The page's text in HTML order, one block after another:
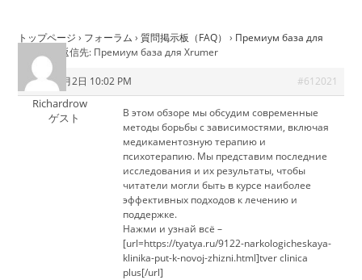
トップページ › フォーラム › 質問掲示板（FAQ） › Премиум база для
返信先: Премиум база для Xrumer
2026年6月2日 10:02 PM #612021
Richardrow
ゲスト
В этом обзоре мы обсудим современные
методы борьбы с зависимостями, включая
медикаментозную терапию и
психотерапию. Мы представим последние
исследования и их результаты, чтобы
читатели могли быть в курсе наиболее
эффективных подходов к лечению и
поддержке.
Нажми и узнай всё –
[url=https://tyatya.ru/9122-narkologicheskaya-
klinika-put-k-novoj-zhizni.html]tver clinica
plus[/url]